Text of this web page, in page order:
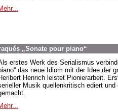
„Sonate pour piano“
erstes Werk des Serialismus
das neue Idiom mit der Idee der
Henrich leistet Pionierarbeit.
Musik quellenkritisch ediert